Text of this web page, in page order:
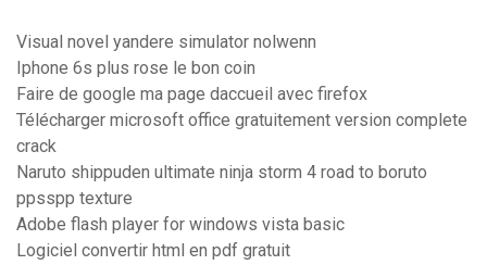
Visual novel yandere simulator nolwenn
Iphone 6s plus rose le bon coin
Faire de google ma page daccueil avec firefox
Télécharger microsoft office gratuitement version complete
crack
Naruto shippuden ultimate ninja storm 4 road to boruto
ppsspp texture
Adobe flash player for windows vista basic
Logiciel convertir html en pdf gratuit